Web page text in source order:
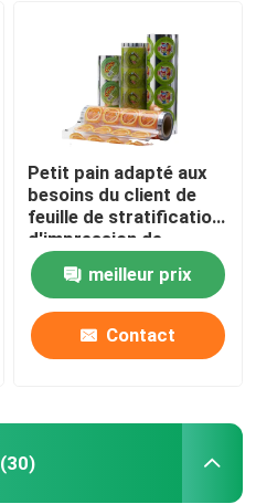
Petit pain adapté aux
besoins du client de
feuille de stratification
d'impression de
rotogravure de petit
pain de film de
stratification de CPP
meilleur prix
Contact
(30)